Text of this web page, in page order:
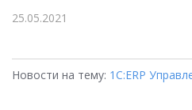
25.05.2021
Новости на тему: 1С:ERP